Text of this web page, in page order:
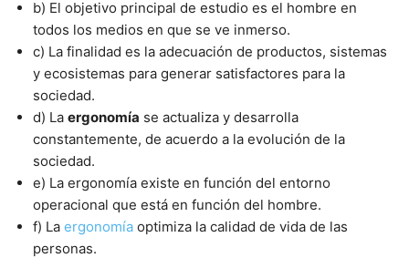
b) El objetivo principal de estudio es el hombre en
todos los medios en que se ve inmerso.
c) La finalidad es la adecuación de productos, sistemas
y ecosistemas para generar satisfactores para la
sociedad.
d) La ergonomía se actualiza y desarrolla
constantemente, de acuerdo a la evolución de la
sociedad.
e) La ergonomía existe en función del entorno
operacional que está en función del hombre.
f) La ergonomía optimiza la calidad de vida de las
personas.